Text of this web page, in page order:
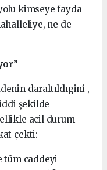
kimseye fayda
ne de
daraltıldıgini ,
şekilde
acil durum
çekti:
tüm caddeyi